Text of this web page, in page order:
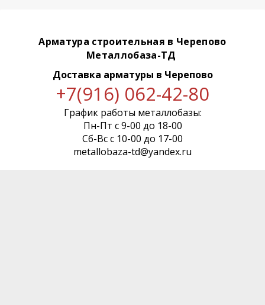
Арматура строительная в Черепово
Металлобаза-ТД
Доставка арматуры в Черепово
+7(916) 062-42-80
График работы металлобазы:
Пн-Пт с 9-00 до 18-00
Сб-Вс с 10-00 до 17-00
metallobaza-td@yandex.ru